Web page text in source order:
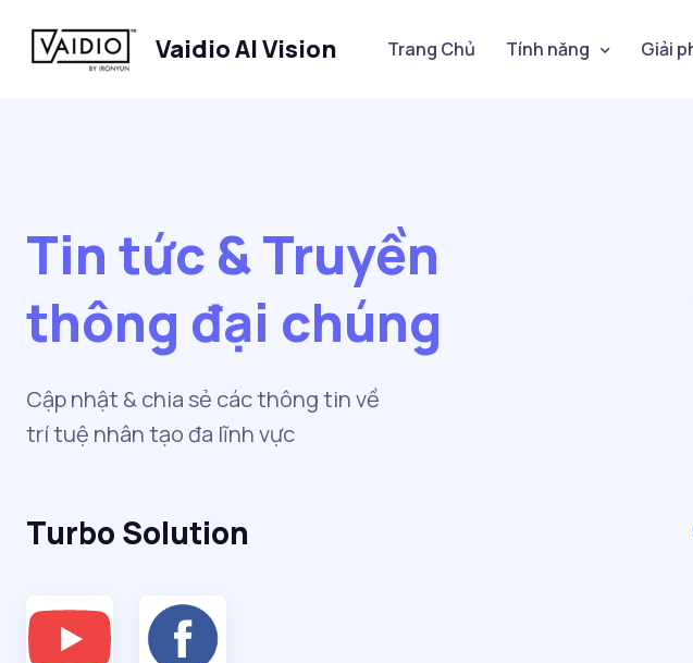
Vaidio AI Vision Trang Chủ Tính năng Giải
Tin tức & Truyền
thông đại chúng
Cập nhật & chia sẻ các thông tin về
trí tuệ nhân tạo đa lĩnh vực
Turbo Solution